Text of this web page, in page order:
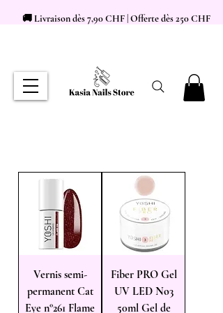
🚚 Livraison dès 7,90 CHF | Offerte dès 250 CHF
Vernis semi-
permanent Cat
Eye n°261 Flame
Fiber PRO Gel
UV LED No3
50ml Gel de